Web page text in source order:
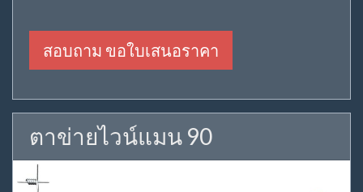
สอบถาม ขอใบเสนอราคา
ตาข่ายไวน์แมน 90